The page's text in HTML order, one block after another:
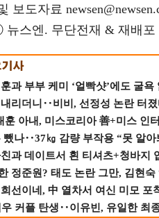
보도자료
뉴스엔. 무단전재 & 재배포
과 부부 케미 ‘얼빡샷’에도 굴욕
리더니‥비비, 선정성 논란 터
훈 아내, 미스코리아 善+미스 인
뺐나‥37㎏ 감량 부작용 “못 알아
과 데이트서 흰 티셔츠+청바지
정준원? 태도 논란 그만, 김현
선이네, 中 열차서 여신 미모 포
커플 탄생‥이유빈, 유일한 최